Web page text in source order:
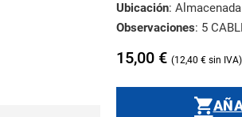
Ubicación: Almacenada
Observaciones: 5
15,00 € 12,40 €